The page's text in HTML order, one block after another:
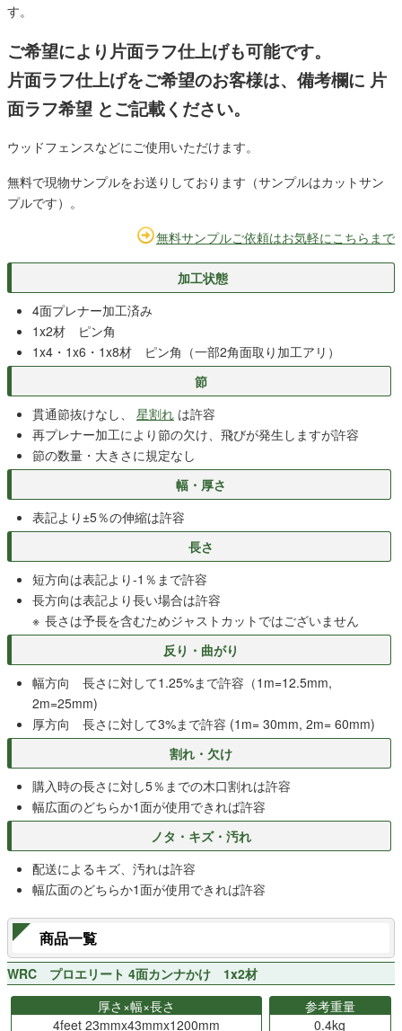
す。
ご希望により片面ラフ仕上げも可能です。
片面ラフ仕上げをご希望のお客様は、備考欄に 片
面ラフ希望 とご記載ください。
ウッドフェンスなどにご使用いただけます。
無料で現物サンプルをお送りしております（サンプルはカットサン
プルです）。
無料サンプルご依頼はお気軽にこちらまで
加工状態
4面プレナー加工済み
1x2材 ピン角
1x4・1x6・1x8材 ピン角（一部2角面取り加工アリ）
節
貫通節抜けなし、 星割れ は許容
再プレナー加工により節の欠け、飛びが発生しますが許容
節の数量・大きさに規定なし
幅・厚さ
表記より±5％の伸縮は許容
長さ
短方向は表記より-1％まで許容
長方向は表記より長い場合は許容
長さは予長を含むためジャストカットではございません
反り・曲がり
幅方向 長さに対して1.25%まで許容（1m=12.5mm,
2m=25mm)
厚方向 長さに対して3%まで許容 (1m= 30mm, 2m= 60mm)
割れ・欠け
購入時の長さに対し5％までの木口割れは許容
幅広面のどちらか1面が使用できれば許容
ノタ・キズ・汚れ
配送によるキズ、汚れは許容
幅広面のどちらか1面が使用できれば許容
商品一覧
WRC プロエリート 4面カンナかけ 1x2材
厚さ×幅×長さ
4feet 23mmx43mmx1200mm
参考重量
0.4kg